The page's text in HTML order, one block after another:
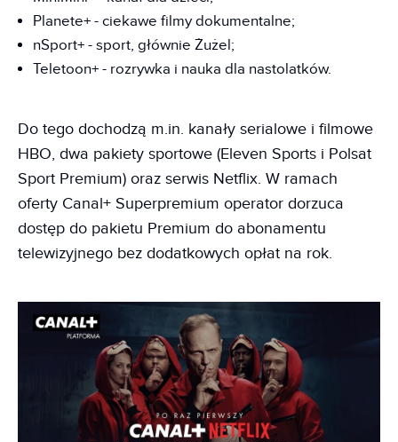
Planete+ - ciekawe filmy dokumentalne;
nSport+ - sport, głównie Żużel;
Teletoon+ - rozrywka i nauka dla nastolatków.
Do tego dochodzą m.in. kanały serialowe i filmowe
HBO, dwa pakiety sportowe (Eleven Sports i Polsat
Sport Premium) oraz serwis Netflix. W ramach
oferty Canal+ Superpremium operator dorzuca
dostęp do pakietu Premium do abonamentu
telewizyjnego bez dodatkowych opłat na rok.